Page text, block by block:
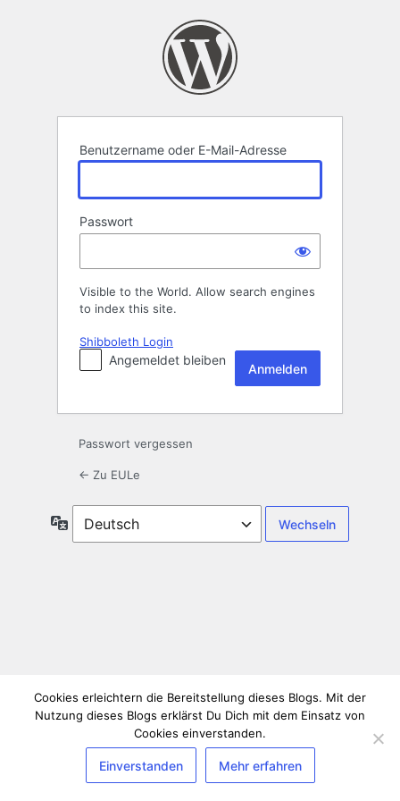
Benutzername oder E-Mail-Adresse
Passwort
Visible to the World. Allow search engines
to index this site.
Shibboleth Login
Angemeldet bleiben
Passwort vergessen
← Zu EULe
Sprache
Cookies erleichtern die Bereitstellung dieses Blogs. Mit der
Nutzung dieses Blogs erklärst Du Dich mit dem Einsatz von
Cookies einverstanden.
Einverstanden Mehr erfahren